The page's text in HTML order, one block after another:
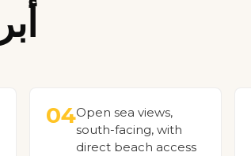
04Open sea views,
south-facing, with
direct beach access